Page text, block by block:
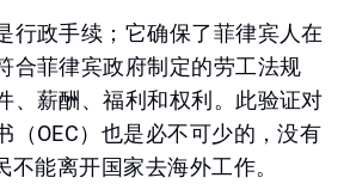
行政手续；它确保了菲律宾人在
合菲律宾政府制定的劳工法规
、薪酬、福利和权利。此验证对
（OEC）也是必不可少的，没有
不能离开国家去海外工作。